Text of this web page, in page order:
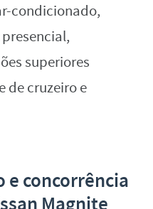
condicionado,
superiores
de cruzeiro e
e concorrência